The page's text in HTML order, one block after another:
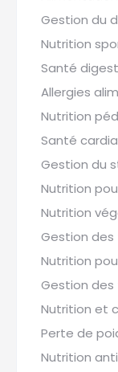
Gestion du
Nutrition
Santé
Allergies
Nutrition
Santé
Gestion du
Nutrition
Nutrition
Gestion
Nutrition
Gestion
Nutrition et
Perte de
Nutrition